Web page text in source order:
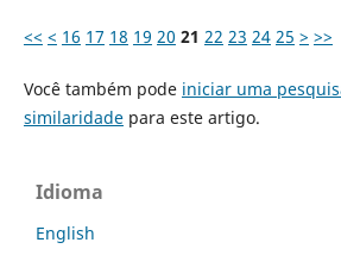
<< < 16 17 18 19 20 21 22 23 24 25 > >>
Você também pode iniciar uma
similaridadepara este artigo.
Idioma
English